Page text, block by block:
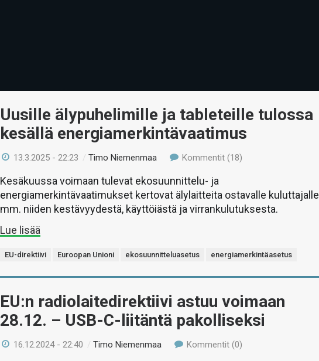
Uusille älypuhelimille ja tableteille tulossa
kesällä energiamerkintävaatimus
13.3.2025 - 22:23 /Timo Niemenmaa Kommentit (18)
Kesäkuussa voimaan tulevat ekosuunnittelu- ja
energiamerkintävaatimukset kertovat älylaitteita ostavalle kuluttajalle
mm. niiden kestävyydestä, käyttöiästä ja virrankulutuksesta.
Lue lisää
EU-direktiivi Euroopan Unioni ekosuunnitteluasetus energiamerkintäasetus
EU:n radiolaitedirektiivi astuu voimaan
28.12. – USB-C-liitäntä pakolliseksi
16.12.2024 - 22:40 /Timo Niemenmaa Kommentit (0)